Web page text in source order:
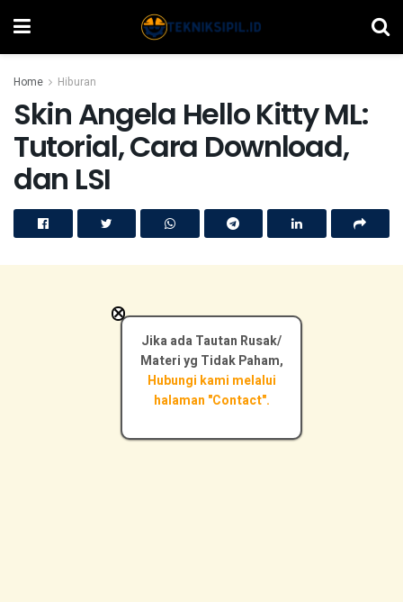
Home Hiburan
Skin Angela Hello Kitty ML:
Tutorial, Cara Download,
dan LSI
Jika ada Tautan Rusak/
Materi yg Tidak Paham,
Hubungi kami melalui
halaman "Contact".
×